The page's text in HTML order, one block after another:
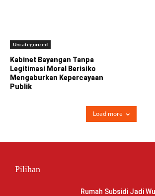
Uncategorized
Kabinet Bayangan Tanpa
Legitimasi Moral Berisiko
Mengaburkan Kepercayaan
Publik
Load more
Pilihan
Rumah Subsidi Jadi